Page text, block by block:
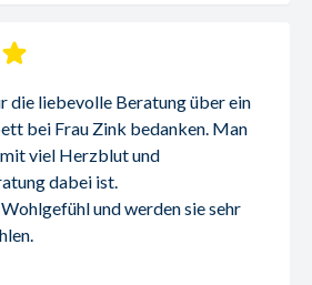
die liebevolle Beratung über ein
bei Frau Zink bedanken. Man
viel Herzblut und
dabei ist.
und werden sie sehr